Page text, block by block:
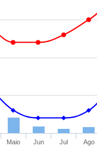
Maio Jun Jul Ago